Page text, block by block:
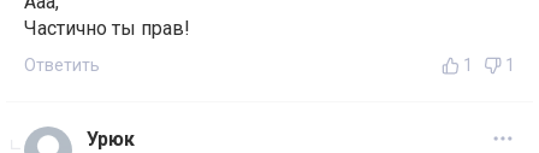
Частично ты прав!
Ответить 1 1
Урюк